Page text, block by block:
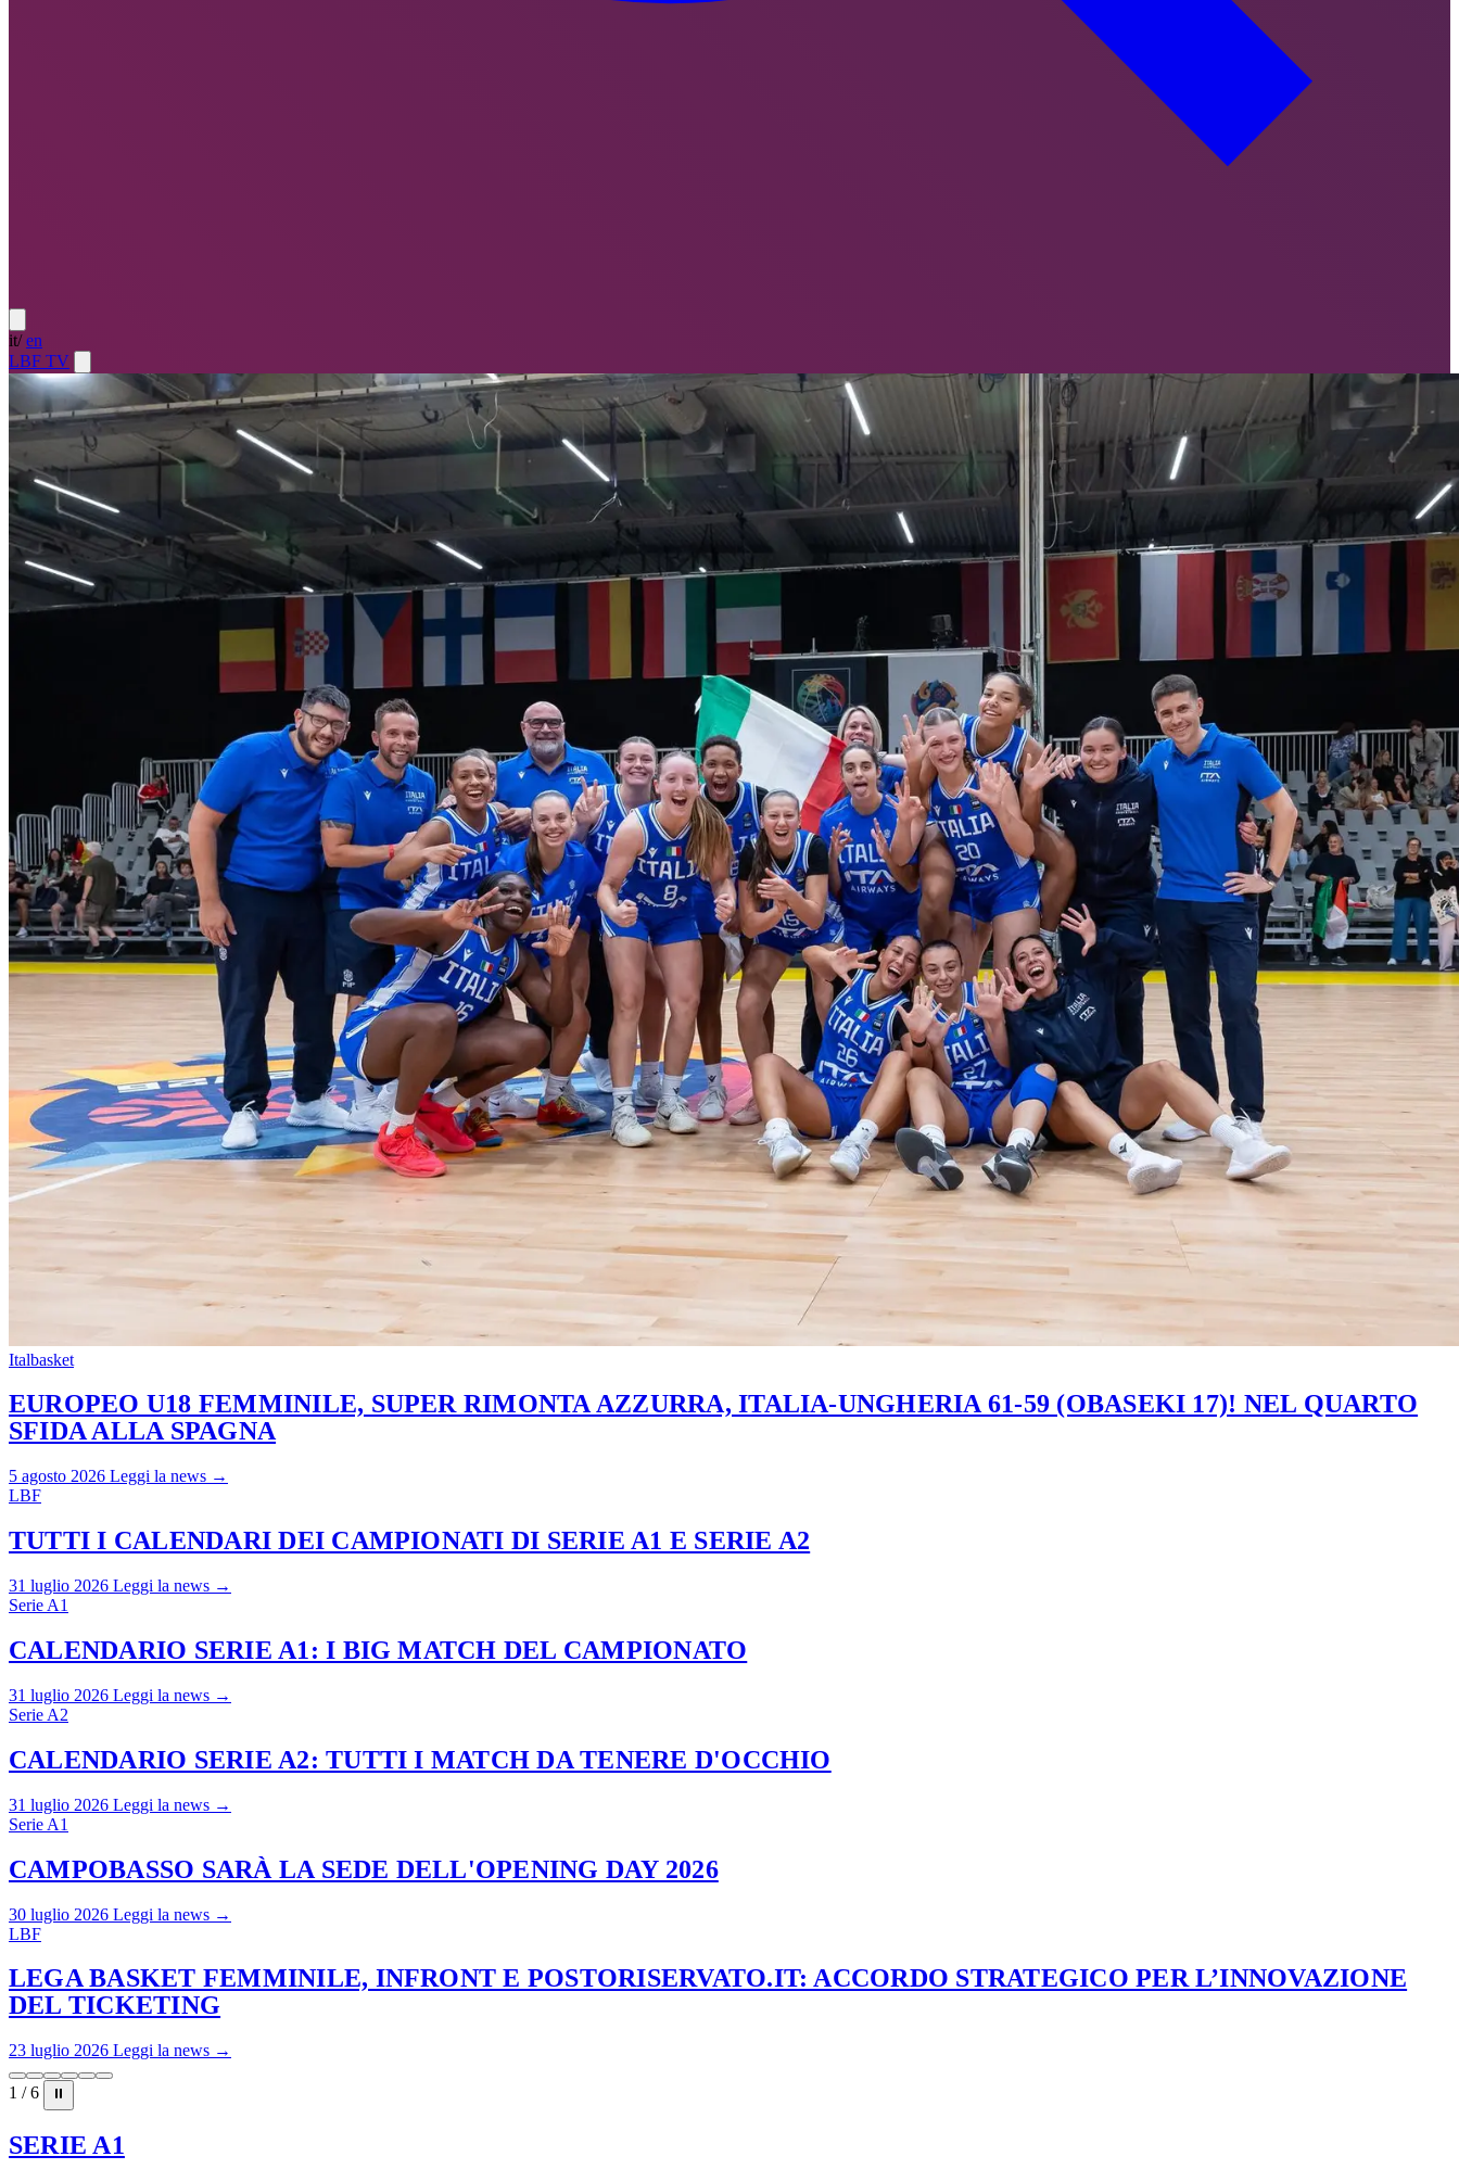
it/ en
LBF TV
Italbasket
EUROPEO U18 FEMMINILE, SUPER RIMONTA AZZURRA, ITALIA-UNGHERIA 61-59 (OBASEKI 17)! NEL QUARTO
SFIDA ALLA SPAGNA
5 agosto 2026 Leggi la news →
LBF
TUTTI I CALENDARI DEI CAMPIONATI DI SERIE A1 E SERIE A2
31 luglio 2026 Leggi la news →
Serie A1
CALENDARIO SERIE A1: I BIG MATCH DEL CAMPIONATO
31 luglio 2026 Leggi la news →
Serie A2
CALENDARIO SERIE A2: TUTTI I MATCH DA TENERE D'OCCHIO
31 luglio 2026 Leggi la news →
Serie A1
CAMPOBASSO SARÀ LA SEDE DELL'OPENING DAY 2026
30 luglio 2026 Leggi la news →
LBF
LEGA BASKET FEMMINILE, INFRONT E POSTORISERVATO.IT: ACCORDO STRATEGICO PER L’INNOVAZIONE
DEL TICKETING
23 luglio 2026 Leggi la news →
1 / 6 ⏸
SERIE A1